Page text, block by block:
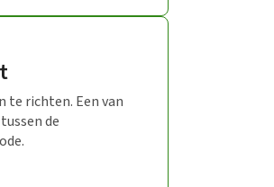
te richten. Een van
de